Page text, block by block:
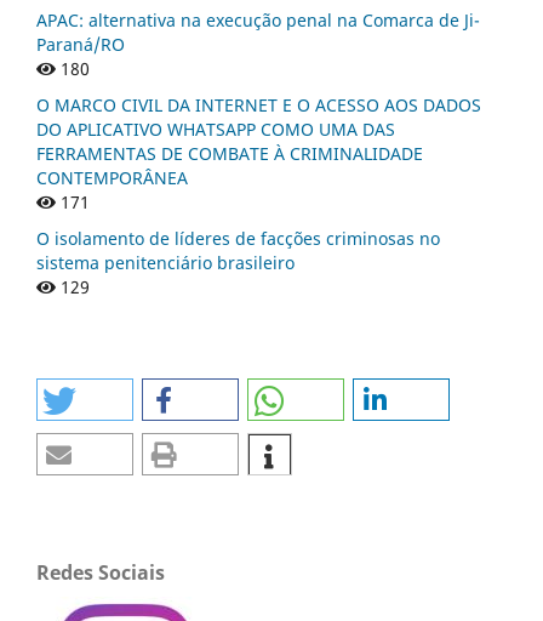
APAC: alternativa na execução penal na Comarca de Ji-
Paraná/RO
180
O MARCO CIVIL DA INTERNET E O ACESSO AOS DADOS
DO APLICATIVO WHATSAPP COMO UMA DAS
FERRAMENTAS DE COMBATE À CRIMINALIDADE
CONTEMPORÂNEA
171
O isolamento de líderes de facções criminosas no
sistema penitenciário brasileiro
129
Redes Sociais